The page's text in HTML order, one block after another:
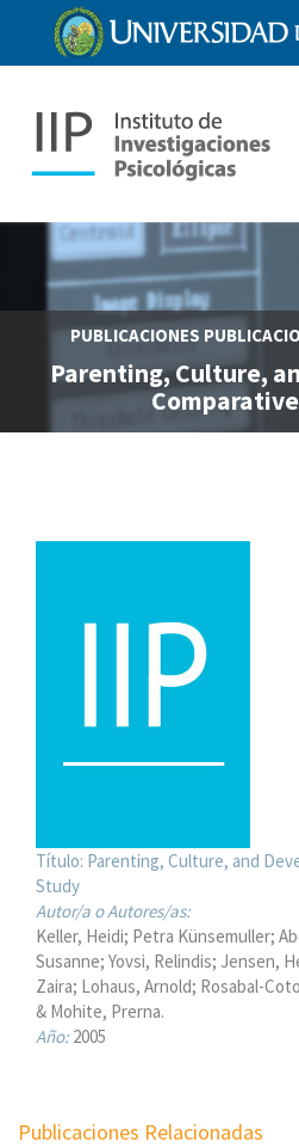
contenido
PUBLICACIONES
Parenting, Culture,
Título: Parenting, Culture, and
Study
Autor/a o Autores/as:
Keller, Heidi; Petra Künsemuller;
Susanne; Yovsi, Relindis; Jensen,
Zaira; Lohaus, Arnold; Rosabal-
& Mohite, Prerna.
Año:2005
Publicaciones Relacionadas